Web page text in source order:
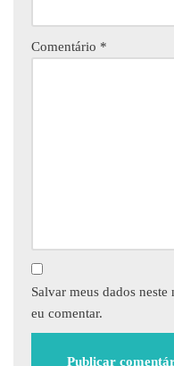
Comentário *
Salvar meus dados
eu comentar.